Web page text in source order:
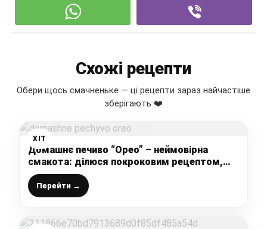
Схожі рецепти
Обери щось смачненьке — ці рецепти зараз найчастіше
зберігають ❤️
ХІТ
Домашнє печиво “Орео” – неймовірна
смакота: ділюся покроковим рецептом,
ваші дітки проситимуть готувати їх щодня
Перейти →